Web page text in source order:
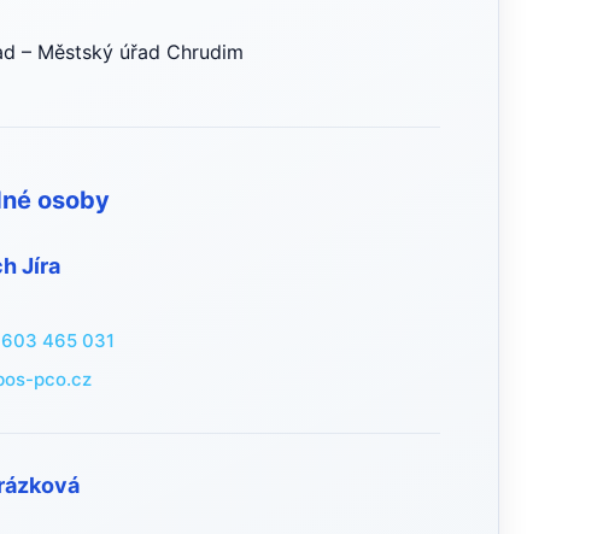
– Městský úřad Chrudim
osoby
Jíra
465 031
pco.cz